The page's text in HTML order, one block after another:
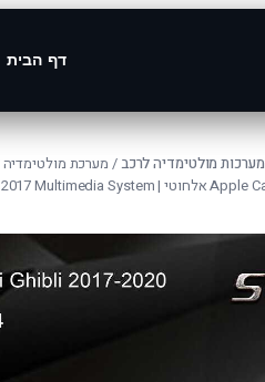
דף הבית
מערכות מולטימדיה לרכב